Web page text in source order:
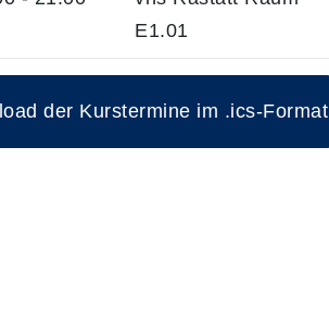
Kurs
E1.01
der Kurstermine im .ics-Format